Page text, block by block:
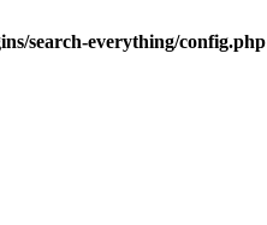
search-everything/config.php